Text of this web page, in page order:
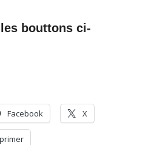
bouttons ci-
Facebook X